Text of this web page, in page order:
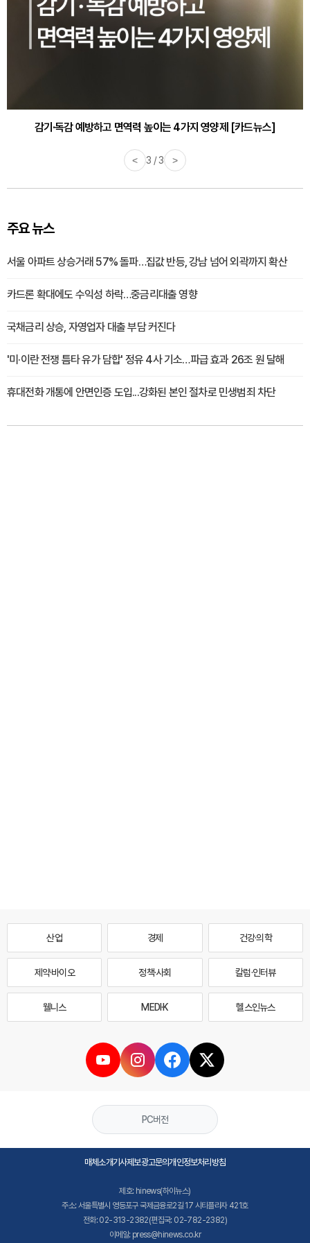
감기·독감 예방하고 면역력 높이는 4가지 영양제 [카드뉴스]
< 3 / 3 >
주요 뉴스
서울 아파트 상승거래 57% 돌파…집값 반등, 강남 넘어 외곽까지 확산
카드론 확대에도 수익성 하락…중금리대출 영향
국채금리 상승, 자영업자 대출 부담 커진다
'미·이란 전쟁 틈타 유가 담합' 정유 4사 기소…파급 효과 26조 원 달해
휴대전화 개통에 안면인증 도입...강화된 본인 절차로 민생범죄 차단
산업 경제 건강·의학
제약·바이오 정책·사회 칼럼·인터뷰
웰니스 MEDI·K 헬스인뉴스
PC버전
매체소개기사제보광고문의개인정보처리방침
제호: hinews(하이뉴스)
주소: 서울특별시 영등포구 국제금융로2길 17 시티플라자 421호
전화: 02-313-2382(편집국: 02-782-2382)
이메일: press@hinews.co.kr